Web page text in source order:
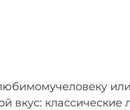
человеку или
вкус: классические